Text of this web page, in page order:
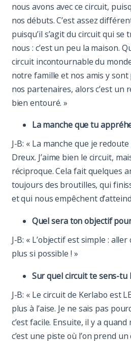
nous avons avec ce circuit,
nos débuts. C’est assez
puisqu’il s’agit du circuit qui se
nous : c’est un peu la maison.
circuit incontournable du
notre famille et nos amis y
nos partenaires, alors c’est un
bien entouré. »
La manche que tu
J-B: « La manche que je
Dreux. J’aime bien le circuit,
réciproque. Cela fait quelques
toujours des broutilles, qui
et qui nous empêchent
Quel sera ton objectif
J-B: « L’objectif est simple :
plus si possible ! »
Sur quel circuit te sens-tu
J-B: « Le circuit de Kerlabo est
plus à l’aise. Je ne sais pas
c’est facile. Ensuite, il y a
c’est une piste où l’on prend